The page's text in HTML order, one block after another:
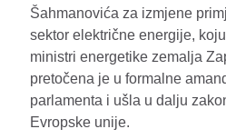
Šahmanovića za izmjene
sektor električne energije,
ministri energetike zemalja
pretočena je u formalne
parlamenta i ušla u dalju
Evropske unije.